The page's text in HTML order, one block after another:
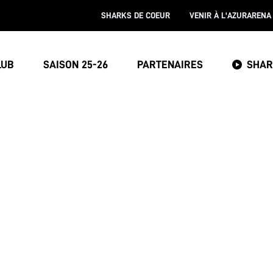
SHARKS DE COEUR VENIR À L'AZURARENA
SAISON 25-26 PARTENAIRES